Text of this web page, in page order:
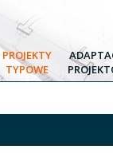
PROJEKTY
TYPOWE